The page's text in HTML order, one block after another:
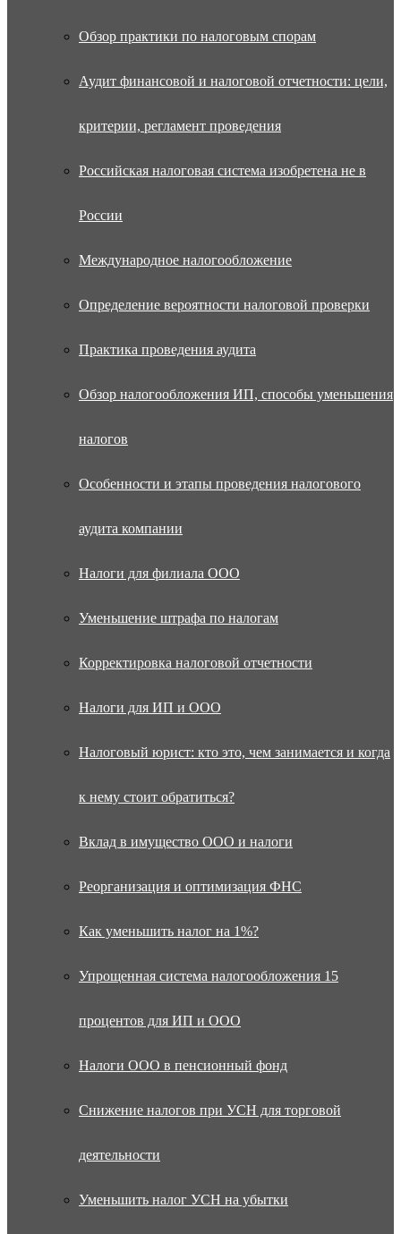
Обзор практики по налоговым спорам
Аудит финансовой и налоговой отчетности: цели,
критерии, регламент проведения
Российская налоговая система изобретена не в
России
Международное налогообложение
Определение вероятности налоговой проверки
Практика проведения аудита
Обзор налогообложения ИП, способы уменьшения
налогов
Особенности и этапы проведения налогового
аудита компании
Налоги для филиала ООО
Уменьшение штрафа по налогам
Корректировка налоговой отчетности
Налоги для ИП и ООО
Налоговый юрист: кто это, чем занимается и когда
к нему стоит обратиться?
Вклад в имущество ООО и налоги
Реорганизация и оптимизация ФНС
Как уменьшить налог на 1%?
Упрощенная система налогообложения 15
процентов для ИП и ООО
Налоги ООО в пенсионный фонд
Снижение налогов при УСН для торговой
деятельности
Уменьшить налог УСН на убытки